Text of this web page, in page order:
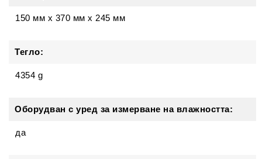
150 мм x 370 мм x 245 мм
Тегло:
4354 g
Оборудван с уред за измерване на влажността:
да